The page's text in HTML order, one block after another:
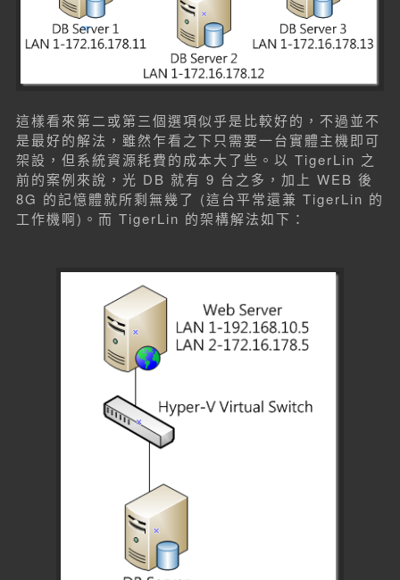
這樣看來第二或第三個選項似乎是比較好的，不過並不
是最好的解法，雖然乍看之下只需要一台實體主機即可
架設，但系統資源耗費的成本大了些。以 TigerLin 之
前的案例來說，光 DB 就有 9 台之多，加上 WEB 後
8G 的記憶體就所剩無幾了 (這台平常還兼 TigerLin 的
工作機啊)。而 TigerLin 的架構解法如下：